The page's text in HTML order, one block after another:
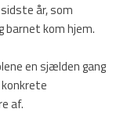
år, som
barnet kom hjem.
en sjælden gang
af.